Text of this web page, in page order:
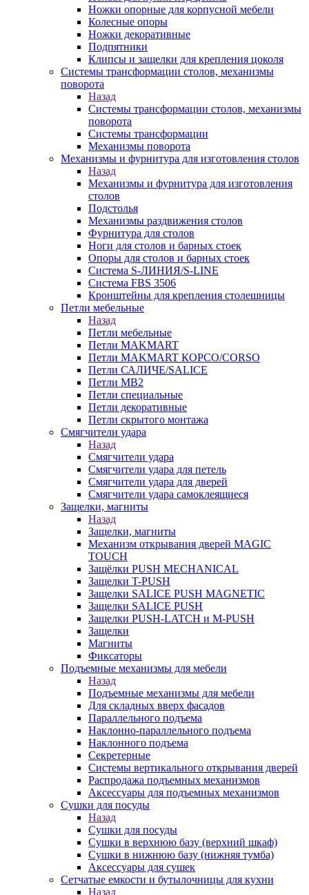
Ножки опорные для корпусной мебели
Колесные опоры
Ножки декоративные
Подпятники
Клипсы и защелки для крепления цоколя
Системы трансформации столов, механизмы
поворота
Назад
Системы трансформации столов, механизмы
поворота
Системы трансформации
Механизмы поворота
Механизмы и фурнитура для изготовления столов
Назад
Механизмы и фурнитура для изготовления
столов
Подстолья
Механизмы раздвижения столов
Фурнитура для столов
Ноги для столов и барных стоек
Опоры для столов и барных стоек
Система S-ЛИНИЯ/S-LINE
Система FBS 3506
Кронштейны для крепления столешницы
Петли мебельные
Назад
Петли мебельные
Петли MAKMART
Петли MAKMART КОРСО/CORSO
Петли САЛИЧЕ/SALICE
Петли MB2
Петли специальные
Петли декоративные
Петли скрытого монтажа
Смягчители удара
Назад
Смягчители удара
Смягчители удара для петель
Смягчители удара для дверей
Cмягчители удара самоклеящиеся
Защелки, магниты
Назад
Защелки, магниты
Механизм открывания дверей MAGIC
TOUCH
Защёлки PUSH MECHANICAL
Защелки T-PUSH
Защелки SALICE PUSH MAGNETIC
Защелки SALICE PUSH
Защелки PUSH-LATCH и M-PUSH
Защелки
Магниты
Фиксаторы
Подъемные механизмы для мебели
Назад
Подъемные механизмы для мебели
Для складных вверх фасадов
Параллельного подъема
Наклонно-параллельного подъема
Наклонного подъема
Секретерные
Системы вертикального открывания дверей
Распродажа подъемных механизмов
Аксессуары для подъемных механизмов
Сушки для посуды
Назад
Сушки для посуды
Сушки в верхнюю базу (верхний шкаф)
Сушки в нижнюю базу (нижняя тумба)
Аксессуары для сушек
Сетчатые емкости и бутылочницы для кухни
Назад